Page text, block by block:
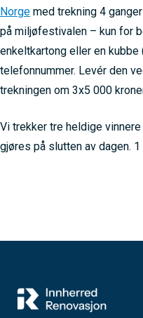
Norge med trekning 4
på miljøfestivalen – kun for
enkeltkartong eller en
telefonnummer. Levér den
trekningen om 3x5 000
Vi trekker tre heldige
gjøres på slutten av dagen.